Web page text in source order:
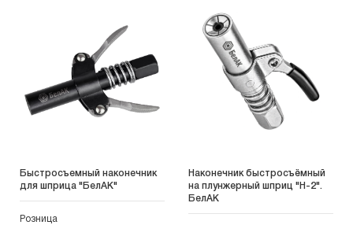
Быстросъемный наконечник
для шприца "БелАК"
Розница
Наконечник быстросъёмный
на плунжерный шприц "Н-2".
БелАК